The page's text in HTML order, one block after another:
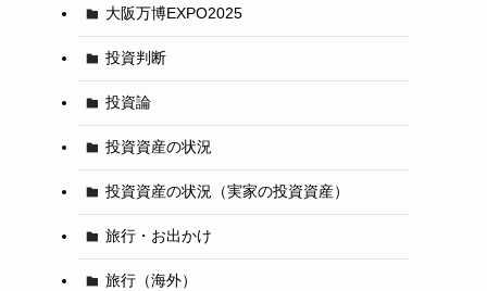
大阪万博EXPO2025
投資判断
投資論
投資資産の状況
投資資産の状況（実家の投資資産）
旅行・お出かけ
旅行（海外）